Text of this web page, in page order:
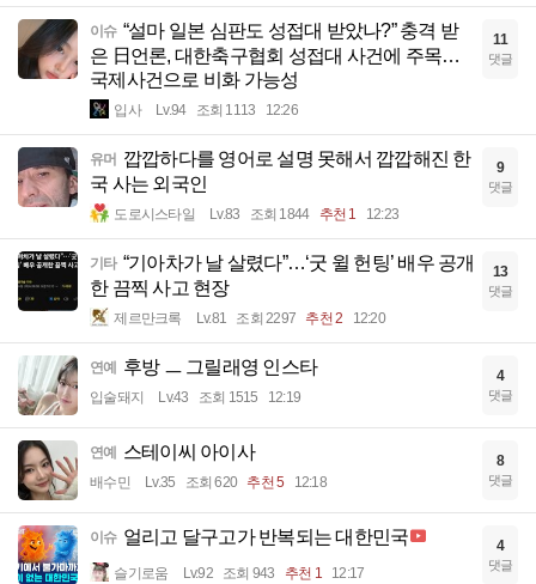
이슈 “설마 일본 심판도 성접대 받았나?” 충격 받
은 日언론, 대한축구협회 성접대 사건에 주목…
국제사건으로 비화 가능성
입사 Lv.94 조회 1113 12:26
11
댓글
유머 깝깝하다를 영어로 설명 못해서 깝깝해진 한
국 사는 외국인
도로시스타일 Lv.83 조회 1844 추천 1 12:23
9
댓글
기타 “기아차가 날 살렸다”…‘굿 윌 헌팅’ 배우 공개
한 끔찍 사고 현장
제르만크록 Lv.81 조회 2297 추천 2 12:20
13
댓글
연예 후방 ㅡ 그릴래영 인스타
입술돼지 Lv.43 조회 1515 12:19
4
댓글
연예 스테이씨 아이사
배수민 Lv.35 조회 620 추천 5 12:18
8
댓글
이슈 얼리고 달구고가 반복되는 대한민국
슬기로움 Lv.92 조회 943 추천 1 12:17
4
댓글